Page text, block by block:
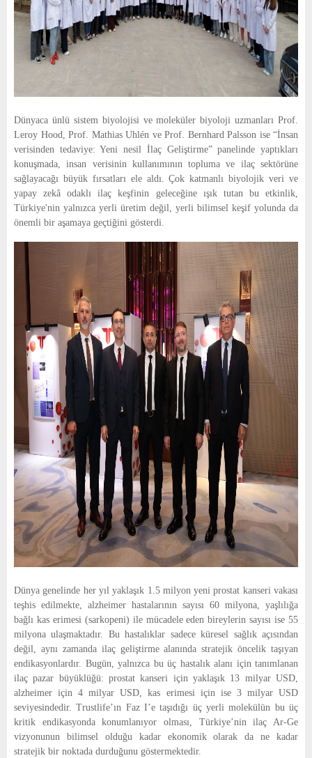
Dünyaca ünlü sistem biyolojisi ve moleküler biyoloji uzmanları Prof.
Leroy Hood, Prof. Mathias Uhlén ve Prof. Bernhard Palsson ise “İnsan
verisinden tedaviye: Yeni nesil İlaç Geliştirme” panelinde yaptıkları
konuşmada, insan verisinin kullanımının topluma ve ilaç sektörüne
sağlayacağı büyük fırsatları ele aldı. Çok katmanlı biyolojik veri ve
yapay zekâ odaklı ilaç keşfinin geleceğine ışık tutan bu etkinlik,
Türkiye'nin yalnızca yerli üretim değil, yerli bilimsel keşif yolunda da
önemli bir aşamaya geçtiğini gösterdi.
Dünya genelinde her yıl yaklaşık 1.5 milyon yeni prostat kanseri vakası
teşhis edilmekte, alzheimer hastalarının sayısı 60 milyona, yaşlılığa
bağlı kas erimesi (sarkopeni) ile mücadele eden bireylerin sayısı ise 55
milyona ulaşmaktadır. Bu hastalıklar sadece küresel sağlık açısından
değil, aynı zamanda ilaç geliştirme alanında stratejik öncelik taşıyan
endikasyonlardır. Bugün, yalnızca bu üç hastalık alanı için tanımlanan
ilaç pazar büyüklüğü: prostat kanseri için yaklaşık 13 milyar USD,
alzheimer için 4 milyar USD, kas erimesi için ise 3 milyar USD
seviyesindedir. Trustlife’ın Faz I’e taşıdığı üç yerli molekülün bu üç
kritik endikasyonda konumlanıyor olması, Türkiye’nin ilaç Ar-Ge
vizyonunun bilimsel olduğu kadar ekonomik olarak da ne kadar
stratejik bir noktada durduğunu göstermektedir.